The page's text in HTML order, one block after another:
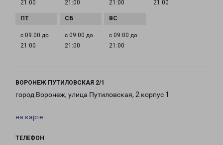
21:00
21:00
21:00
21:00
с 09:00 до
21:00
с 09:00 до
21:00
с 09:00 до
21:00
ВОРОНЕЖ ПУТИЛОВСКАЯ 2/1
город Воронеж, улица Путиловская, 2 корпус 1
на карте
ТЕЛЕФОН